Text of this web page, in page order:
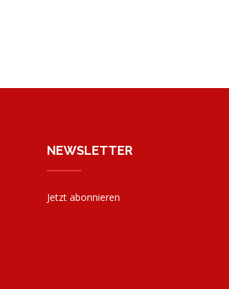
NEWSLETTER
Jetzt abonnieren